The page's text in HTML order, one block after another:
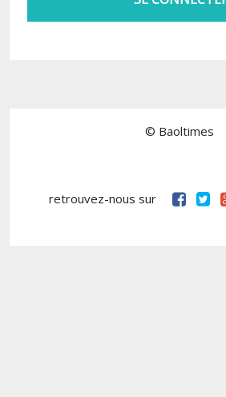
© Baoltimes
retrouvez-nous sur